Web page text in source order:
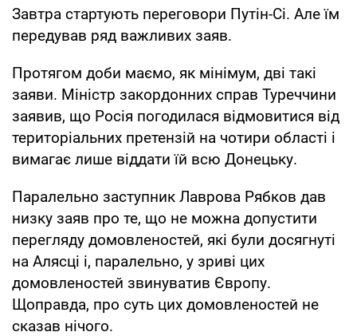
Завтра стартують переговори Путін-Сі. Але їм
передував ряд важливих заяв.
Протягом доби маємо, як мінімум, дві такі
заяви. Міністр закордонних справ Туреччини
заявив, що Росія погодилася відмовитися від
територіальних претензій на чотири області і
вимагає лише віддати їй всю Донецьку.
Паралельно заступник Лаврова Рябков дав
низку заяв про те, що не можна допустити
перегляду домовленостей, які були досягнуті
на Алясці і, паралельно, у зриві цих
домовленостей звинуватив Європу.
Щоправда, про суть цих домовленостей не
сказав нічого.